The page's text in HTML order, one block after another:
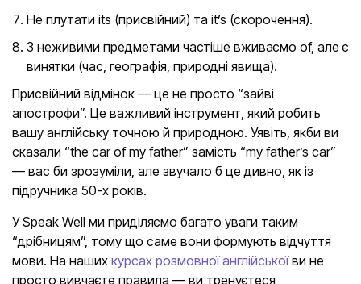
Не плутати its (присвійний) та it’s (скорочення).
З неживими предметами частіше вживаємо of, але є
винятки (час, географія, природні явища).
Присвійний відмінок — це не просто “зайві
апострофи”. Це важливий інструмент, який робить
вашу англійську точною й природною. Уявіть, якби ви
сказали “the car of my father” замість “my father’s car”
— вас би зрозуміли, але звучало б це дивно, як із
підручника 50-х років.
У Speak Well ми приділяємо багато уваги таким
“дрібницям”, тому що саме вони формують відчуття
мови. На наших курсах розмовної англійськоїви не
просто вивчаєте правила — ви тренуєтеся